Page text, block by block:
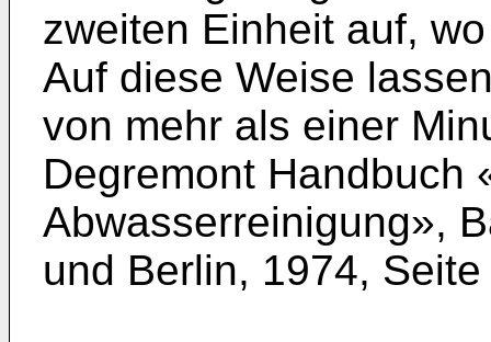
zweiten Einheit auf,
Auf diese Weise
von mehr als einer
Degremont Handbuch
Abwasserreinigung»,
und Berlin, 1974,